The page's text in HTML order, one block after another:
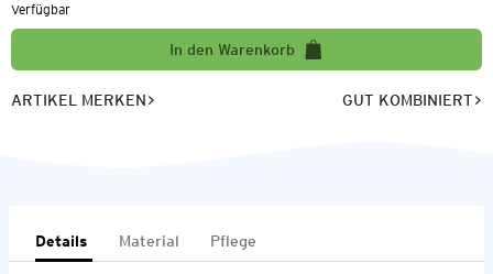
Verfügbar
In den Warenkorb
ARTIKEL MERKEN GUT KOMBINIERT
Details Material Pflege